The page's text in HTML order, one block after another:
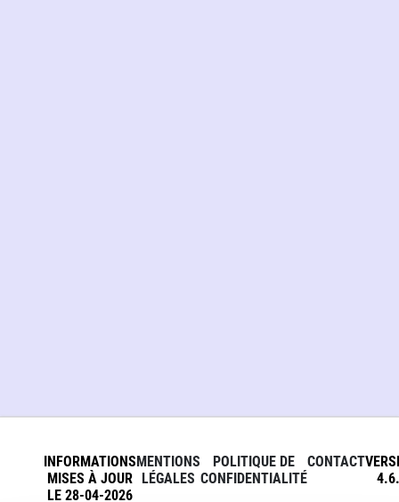
INFORMATIONS
MISES À JOUR
LE 28-04-2026
MENTIONS
LÉGALES
POLITIQUE DE
CONFIDENTIALITÉ
CONTACT